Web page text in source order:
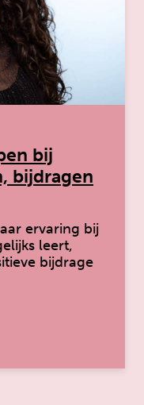
bij
bijdragen
ervaring bij
leert,
bijdrage
stagelopen bij